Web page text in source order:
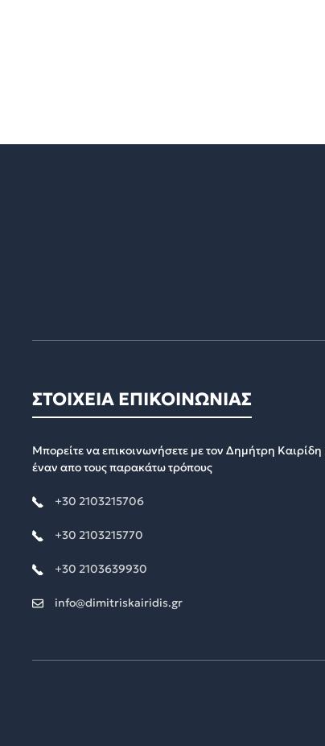
ΣΤΟΙΧΕΙΑ ΕΠΙΚΟΙΝΩΝΙΑΣ
Μπορείτε να επικοινωνήσετε με τον Δημήτρη Καιρίδη
έναν απο τους παρακάτω τρόπους
+30 2103215706
+30 2103215770
+30 2103639930
info@dimitriskairidis.gr